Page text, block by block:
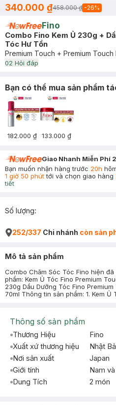
340.000 ₫458.000 ₫ -26%
Fino
Combo Fino Kem Ủ 230g +
Tóc Hư Tổn
Premium Touch + Premium Touch
02 Hỏi đáp
Bạn có thể mua sản phẩm
182.000 ₫ 133.000 ₫
Giao Nhanh Miễn Phí
Bạn muốn nhận hàng trước 20h
1 giờ 50 phúttới và chọn giao hàng
tiết
Số lượng:
252/337 Chi nhánh còn sản
Mô tả sản phẩm
Combo Chăm Sóc Tóc Fino hiện
phẩm: Kem Ủ Tóc Fino Premium
230g Dầu Dưỡng Tóc Fino
70ml Thông tin sản phẩm: 1. Kem Ủ
Thông số sản phẩm
Thương Hiệu
Fino
Xuất xứ thương hiệu
Nhật
Nơi sản xuất
Japan
Giới tính
Nam
Dung Tích
2 món